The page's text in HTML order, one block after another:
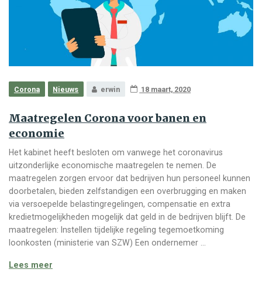
Corona Nieuws erwin 18 maart, 2020
Maatregelen Corona voor banen en
economie
Het kabinet heeft besloten om vanwege het coronavirus
uitzonderlijke economische maatregelen te nemen. De
maatregelen zorgen ervoor dat bedrijven hun personeel kunnen
doorbetalen, bieden zelfstandigen een overbrugging en maken
via versoepelde belastingregelingen, compensatie en extra
kredietmogelijkheden mogelijk dat geld in de bedrijven blijft. De
maatregelen: Instellen tijdelijke regeling tegemoetkoming
loonkosten (ministerie van SZW) Een ondernemer …
Lees meer